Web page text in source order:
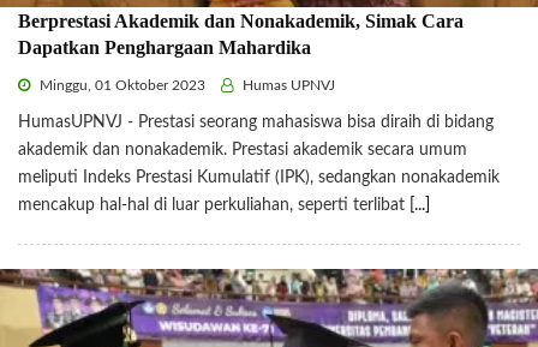
Berprestasi Akademik dan Nonakademik, Simak Cara
Dapatkan Penghargaan Mahardika
Minggu, 01 Oktober 2023 Humas UPNVJ
HumasUPNVJ - Prestasi seorang mahasiswa bisa diraih di bidang
akademik dan nonakademik. Prestasi akademik secara umum
meliputi Indeks Prestasi Kumulatif (IPK), sedangkan nonakademik
mencakup hal-hal di luar perkuliahan, seperti terlibat [...]